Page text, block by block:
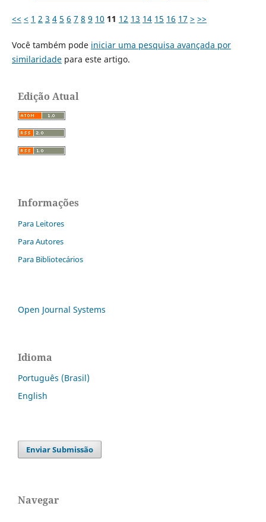
<< < 1 2 3 4 5 6 7 8 9 10 11 12 13 14 15 16 17 > >>
Você também pode iniciar uma pesquisa avançada por
similaridadepara este artigo.
Edição Atual
Informações
Para Leitores
Para Autores
Para Bibliotecários
Open Journal Systems
Idioma
Português (Brasil)
English
Enviar Submissão
Navegar